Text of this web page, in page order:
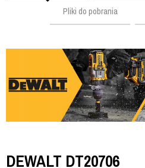
Pliki do pobrania
DEWALT DT20706